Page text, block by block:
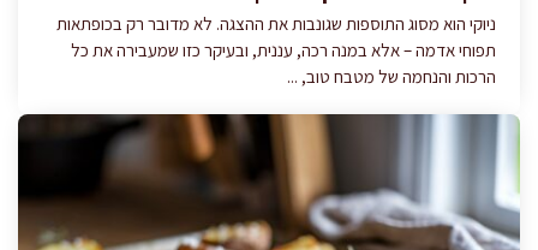
ניוקי הוא מסוג התוספות שגונבות את ההצגה. לא מדובר רק בכופתאות
תפוחי אדמה – אלא במנה רכה, עננית, ובעיקר כזו שמעבירה את כל
הרכות והנחמה של מטבח טוב, ...